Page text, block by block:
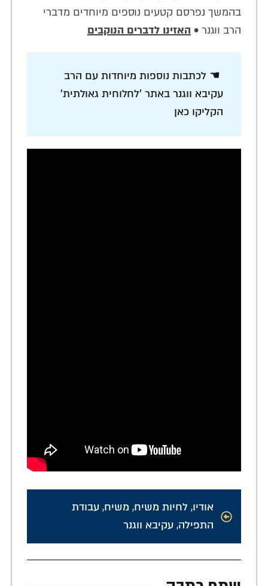
בהמשך נפרסם קטעים נוספים מיוחדים מדברי
הרב ווגנר • האזינו לדברים הנוקבים
☚ לכתבות נוספות מיוחדות עם הרב
עקיבא ווגנר באתר 'לחלוחית גאולתית'
הקליקו כאן
אודיו, לחיות משיח, משיח, עבודת
התפילה, עקיבא ווגנר